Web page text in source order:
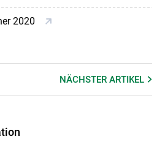
2020
NÄCHSTERARTIKEL